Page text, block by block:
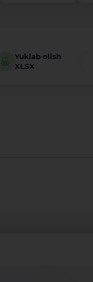
Yuklab olish
XLSX